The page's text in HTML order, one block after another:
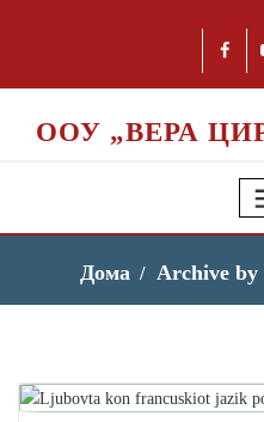
ООУ „ВЕРА
Дома Archive